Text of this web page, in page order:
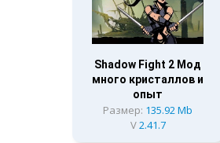
Shadow Fight 2 Мод
много кристаллов и
опыт
Размер: 135.92 Mb
V2.41.7